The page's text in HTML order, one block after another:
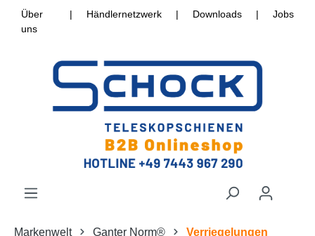
Über
uns
| Händlernetzwerk | Downloads | Jobs
Markenwelt Ganter Norm® Verriegelungen